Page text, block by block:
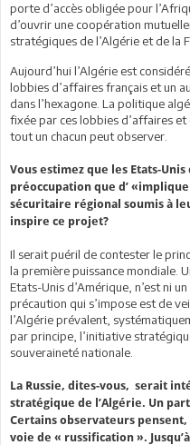
porte d’accès obligée pour
d’ouvrir une coopération
stratégiques de l’Algérie et de la
Aujourd’hui l’Algérie est
lobbies d’affaires français et un
dans l’hexagone. La politique
fixée par ces lobbies d’affaires
tout un chacun peut observer.
Vous estimez que les Etats-
préoccupation que d’
sécuritaire régional soumis à
inspire ce projet?
Il serait puéril de contester le
la première puissance mondiale.
Etats-Unis d’Amérique, n’est ni
précaution qui s’impose est de
l’Algérie prévalent,
par principe, l’initiative
souveraineté nationale.
La Russie, dites-vous, serait
stratégique de l’Algérie. Un
Certains observateurs pensent,
voie de « russification ».